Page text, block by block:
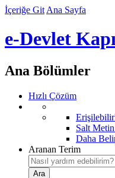
İçeriğe Git Ana Sayfa
e-Devlet
Ana Bölümler
Hızlı Çözüm
Salt
Daha
Aranan Terim